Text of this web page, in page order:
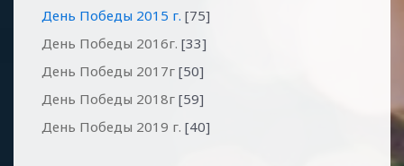
День Победы 2015 г. [75]
День Победы 2016г. [33]
День Победы 2017г [50]
День Победы 2018г [59]
День Победы 2019 г. [40]